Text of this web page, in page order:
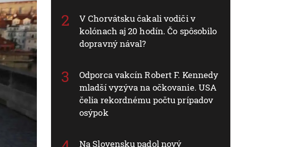
V Chorvátsku čakali vodiči v
kolónach aj 20 hodín. Čo spôsobilo
dopravný nával?
Odporca vakcín Robert F. Kennedy
mladší vyzýva na očkovanie. USA
čelia rekordnému počtu prípadov
osýpok
Na Slovensku padol nový